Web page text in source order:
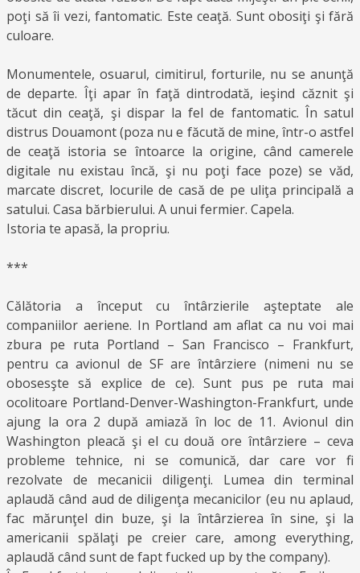
poţi să îi vezi, fantomatic. Este ceaţă. Sunt obosiţi şi fără
culoare.
Monumentele, osuarul, cimitirul, forturile, nu se anunţă
de departe. Îţi apar în faţă dintrodată, ieşind căznit şi
tăcut din ceaţă, şi dispar la fel de fantomatic. În satul
distrus Douamont (poza nu e făcută de mine, într-o astfel
de ceaţă istoria se întoarce la origine, când camerele
digitale nu existau încă, şi nu poţi face poze) se văd,
marcate discret, locurile de casă de pe uliţa principală a
satului. Casa bărbierului. A unui fermier. Capela.
Istoria te apasă, la propriu.
***
Călătoria a început cu întârzierile aşteptate ale
companiilor aeriene. In Portland am aflat ca nu voi mai
zbura pe ruta Portland – San Francisco – Frankfurt,
pentru ca avionul de SF are întârziere (nimeni nu se
obosesşte să explice de ce). Sunt pus pe ruta mai
ocolitoare Portland-Denver-Washington-Frankfurt, unde
ajung la ora 2 după amiază în loc de 11. Avionul din
Washington pleacă şi el cu două ore întârziere – ceva
probleme tehnice, ni se comunică, dar care vor fi
rezolvate de mecanicii diligenţi. Lumea din terminal
aplaudă când aud de diligenţa mecanicilor (eu nu aplaud,
fac mărunţel din buze, şi la întârzierea în sine, şi la
americanii spălaţi pe creier care, among everything,
aplaudă când sunt de fapt fucked up by the company).